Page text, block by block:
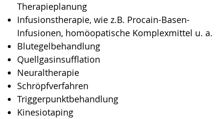
Therapieplanung
Infusionstherapie, wie z.B. Procain-Basen-
Infusionen, homöopatische Komplexmittel u. a.
Blutegelbehandlung
Quellgasinsufflation
Neuraltherapie
Schröpfverfahren
Triggerpunktbehandlung
Kinesiotaping